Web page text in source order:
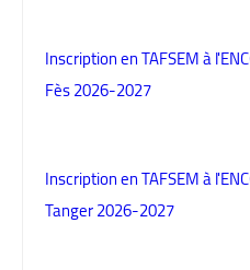
Inscription en TAFSEM à
Fès 2026-2027
Inscription en TAFSEM à
Tanger 2026-2027